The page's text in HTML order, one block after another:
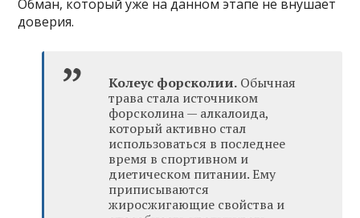
Обман, который уже на данном этапе не внушает
доверия.
Колеус форсколии. Обычная
трава стала источником
форсколина — алкалоида,
который активно стал
использоваться в последнее
время в спортивном и
диетическом питании. Ему
приписываются
жиросжигающие свойства и